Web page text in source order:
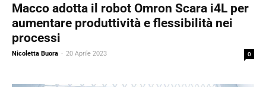
Macco adotta il robot Omron Scara i4L per
aumentare produttività e flessibilità nei
processi
Nicoletta Buora - 20 Aprile 2023 0